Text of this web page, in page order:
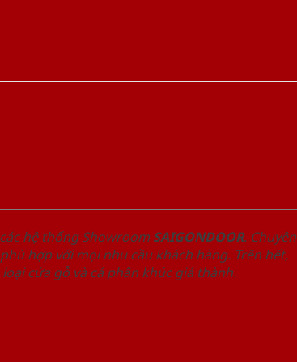
hệ thống Showroom SAIGONDOOR. Chuyên
hợp với mọi nhu cầu khách hàng. Trên hết,
cửa gỗ và cả phân khúc giá thành.